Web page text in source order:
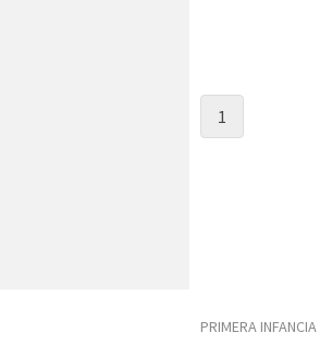
1
PRIMERA INFANCIA